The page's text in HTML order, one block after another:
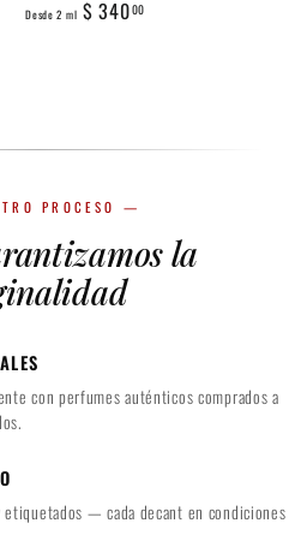
Desde 2 ml $ 34000D
2
$
0
PROCESO —
la
con perfumes auténticos comprados a
etiquetados — cada decant en condiciones